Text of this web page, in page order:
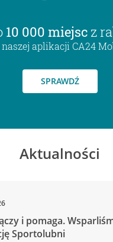
10 000 miejsc z
aplikacji CA24
SPRAWDŹ
Aktualności
i pomaga.
Sportolubni